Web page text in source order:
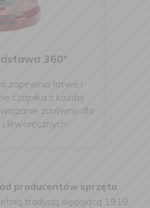
360°
zapewnia łatwe i
czajnika z każdej
zarówno dla
leworęcznych.
producentów sprzętu
tradycją sięgającą 1919